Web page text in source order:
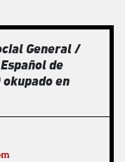
General /
de
en